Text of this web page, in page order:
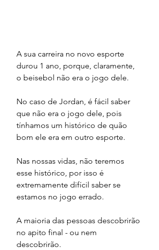
A sua carreira no novo esporte
durou 1 ano, porque, claramente,
o beisebol não era o jogo dele.
No caso de Jordan, é fácil saber
que não era o jogo dele, pois
tínhamos um histórico de quão
bom ele era em outro esporte.
Nas nossas vidas, não teremos
esse histórico, por isso é
extremamente difícil saber se
estamos no jogo errado.
A maioria das pessoas descobrirão
no apito final - ou nem
descobrirão.